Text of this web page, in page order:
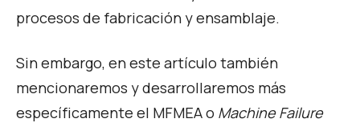
procesos de fabricación y ensamblaje.
Sin embargo, en este artículo también
mencionaremos y desarrollaremos más
específicamente el MFMEA o Machine Failure